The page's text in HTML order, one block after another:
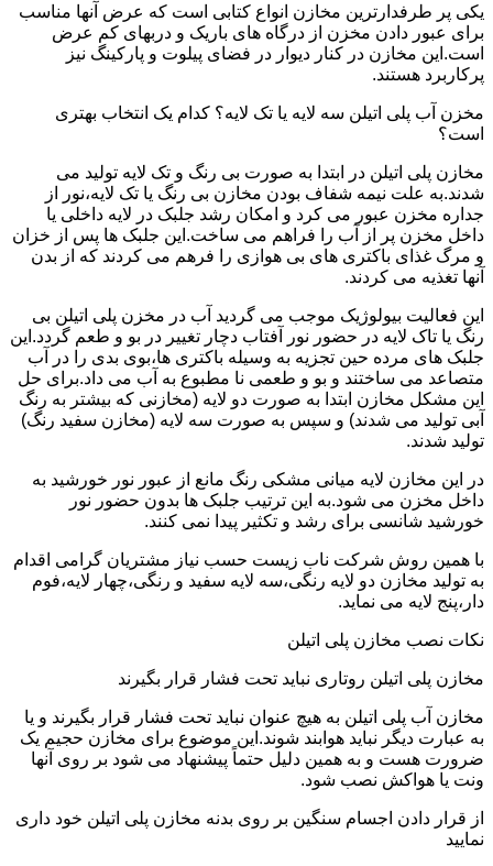
یکی پر طرفدارترین مخازن انواع کتابی است که عرض آنها مناسب
برای عبور دادن مخزن از درگاه های باریک و دربهای کم عرض
است.این مخازن در کنار دیوار در فضای پیلوت و پارکینگ نیز
پرکاربرد هستند.
مخزن آب پلی اتیلن سه لایه یا تک لایه؟ کدام یک انتخاب بهتری
است؟
مخازن پلی اتیلن در ابتدا به صورت بی رنگ و تک لایه تولید می
شدند.به علت نیمه شفاف بودن مخازن بی رنگ یا تک لایه،نور از
جداره مخزن عبور می کرد و امکان رشد جلبک در لایه داخلی یا
داخل مخزن پر از آب را فراهم می ساخت.این جلبک ها پس از خزان
و مرگ غذای باکتری های بی هوازی را فرهم می کردند که از بدن
آنها تغذیه می کردند.
این فعالیت بیولوژیک موجب می گردید آب در مخزن پلی اتیلن بی
رنگ یا تاک لایه در حضور نور آفتاب دچار تغییر در بو و طعم گردد.این
جلبک های مرده حین تجزیه به وسیله باکتری ها،بوی بدی را در آب
متصاعد می ساختند و بو و طعمی نا مطبوع به آب می داد.برای حل
این مشکل مخازن ابتدا به صورت دو لایه (مخازنی که بیشتر به رنگ
آبی تولید می شدند) و سپس به صورت سه لایه (مخازن سفید رنگ)
تولید شدند.
در این مخازن لایه میانی مشکی رنگ مانع از عبور نور خورشید به
داخل مخزن می شود.به این ترتیب جلبک ها بدون حضور نور
خورشید شانسی برای رشد و تکثیر پیدا نمی کنند.
با همین روش شرکت ناب زیست حسب نیاز مشتریان گرامی اقدام
به تولید مخازن دو لایه رنگی،سه لایه سفید و رنگی،چهار لایه،فوم
دار،پنج لایه می نماید.
نکات نصب مخازن پلی اتیلن
مخازن پلی اتیلن روتاری نباید تحت فشار قرار بگیرند
مخازن آب پلی اتیلن به هیچ عنوان نباید تحت فشار قرار بگیرند و یا
به عبارت دیگر نباید هوابند شوند.این موضوع برای مخازن حجیم یک
ضرورت هست و به همین دلیل حتماً پیشنهاد می شود بر روی آنها
ونت یا هواکش نصب شود.
از قرار دادن اجسام سنگین بر روی بدنه مخازن پلی اتیلن خود داری
نمایید